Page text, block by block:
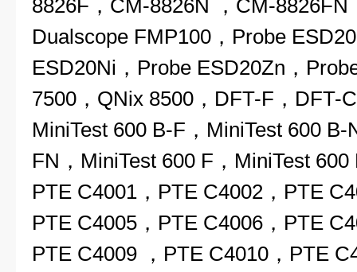
8826F，CM-8826N ，CM-
Dualscope FMP100，Probe
ESD20Ni，Probe ESD20Zn，
7500，QNix 8500，DFT-F，DFT-
MiniTest 600 B-F，MiniTest 600 B-
FN，MiniTest 600 F，MiniTest
PTE C4001，PTE C4002，PTE
PTE C4005，PTE C4006，PTE
PTE C4009 ，PTE C4010，PTE